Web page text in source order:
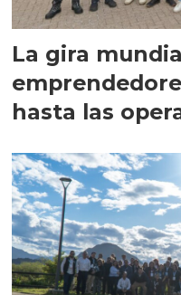
La gira
hasta las